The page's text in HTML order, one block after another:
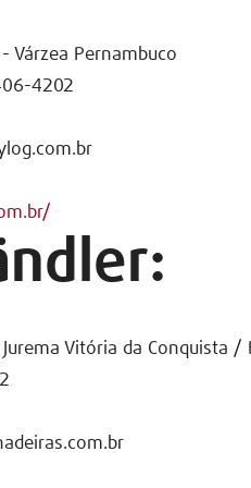
Várzea Pernambuco
4202
Vitória da Conquista /